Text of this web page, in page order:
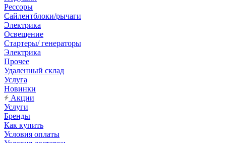
Рессоры
Сайлентблоки/рычаги
Электрика
Освещение
Стартеры/ генераторы
Электрика
Прочее
Удаленный склад
Услуга
Новинки
Акции
Услуги
Бренды
Как купить
Условия оплаты